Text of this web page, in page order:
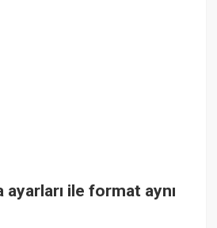
ile format aynı